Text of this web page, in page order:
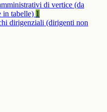
di vertice (da
in tabelle) 1
dirigenziali (dirigenti non